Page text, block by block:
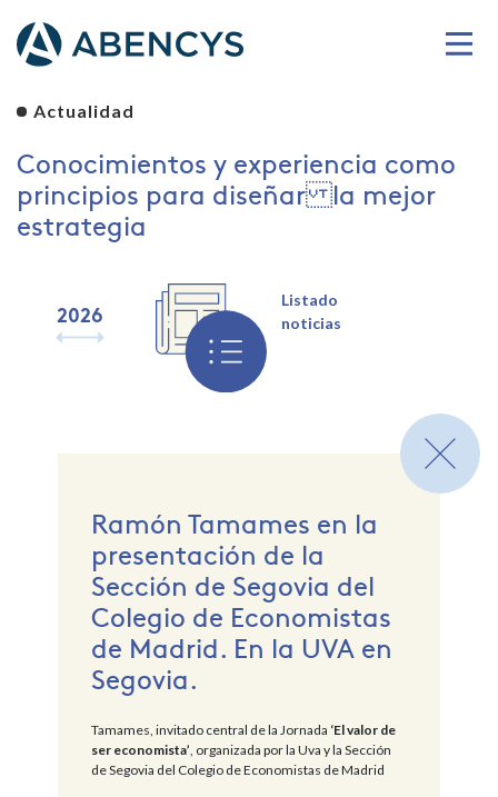
Actualidad
Conocimientos y experiencia como
principios para diseñar la mejor
estrategia
2026 2024 2023 2022 2021
Listado
noticias
Ramón Tamames en la
presentación de la
Sección de Segovia del
Colegio de Economistas
de Madrid. En la UVA en
Segovia.
Tamames, invitado central de la Jornada ‘El valor de
ser economista’ , organizada por la Uva y la Sección
de Segovia del Colegio de Economistas de Madrid